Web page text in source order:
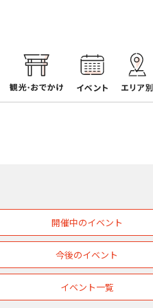
開催中のイベント
今後のイベント
イベント一覧